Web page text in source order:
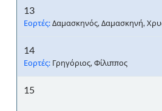
13
Εορτές:Δαμασκηνός, Δαμασκηνή,
14
Εορτές: Γρηγόριος, Φίλιππος
15